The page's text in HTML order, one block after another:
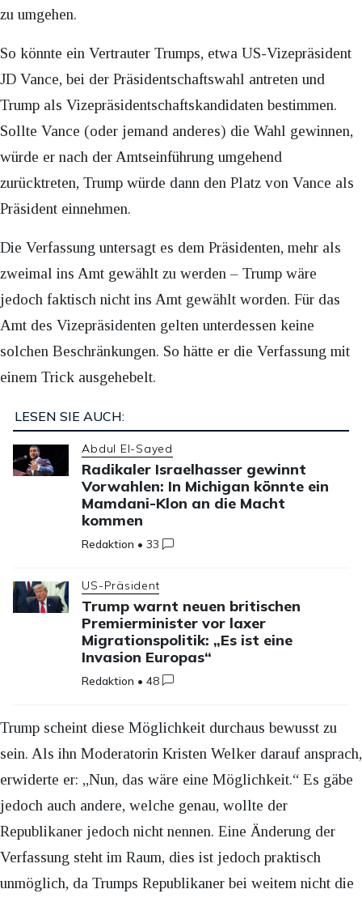
zu umgehen.
So könnte ein Vertrauter Trumps, etwa US-Vizepräsident
JD Vance, bei der Präsidentschaftswahl antreten und
Trump als Vizepräsidentschaftskandidaten bestimmen.
Sollte Vance (oder jemand anderes) die Wahl gewinnen,
würde er nach der Amtseinführung umgehend
zurücktreten, Trump würde dann den Platz von Vance als
Präsident einnehmen.
Die Verfassung untersagt es dem Präsidenten, mehr als
zweimal ins Amt gewählt zu werden – Trump wäre
jedoch faktisch nicht ins Amt gewählt worden. Für das
Amt des Vizepräsidenten gelten unterdessen keine
solchen Beschränkungen. So hätte er die Verfassung mit
einem Trick ausgehebelt.
LESEN SIE AUCH:
Abdul El-Sayed
Radikaler Israelhasser gewinnt
Vorwahlen: In Michigan könnte ein
Mamdani-Klon an die Macht
kommen
Redaktion •33
US-Präsident
Trump warnt neuen britischen
Premierminister vor laxer
Migrationspolitik: „Es ist eine
Invasion Europas“
Redaktion •48
Trump scheint diese Möglichkeit durchaus bewusst zu
sein. Als ihn Moderatorin Kristen Welker darauf ansprach,
erwiderte er: „Nun, das wäre eine Möglichkeit.“ Es gäbe
jedoch auch andere, welche genau, wollte der
Republikaner jedoch nicht nennen. Eine Änderung der
Verfassung steht im Raum, dies ist jedoch praktisch
unmöglich, da Trumps Republikaner bei weitem nicht die